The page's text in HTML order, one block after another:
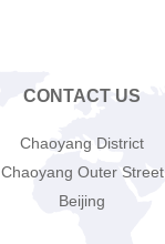
CONTACT US
Chaoyang District
Chaoyang Outer Street
Beijing